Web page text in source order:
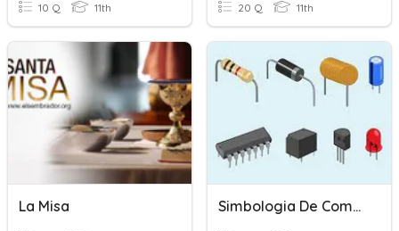
10 Q 11th 20 Q 11th
La Misa Simbologia De Componentes